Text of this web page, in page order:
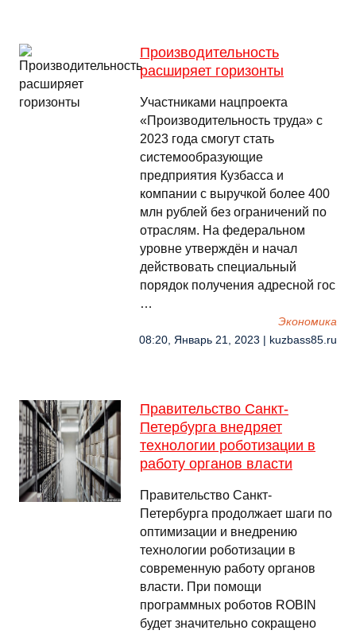
Производительность
расширяет горизонты
Участниками нацпроекта
«Производительность труда» с
2023 года смогут стать
системообразующие
предприятия Кузбасса и
компании с выручкой более 400
млн рублей без ограничений по
отраслям. На федеральном
уровне утверждён и начал
действовать специальный
порядок получения адресной гос
…
Экономика
08:20, Январь 21, 2023 | kuzbass85.ru
Правительство Санкт-
Петербурга внедряет
технологии роботизации в
работу органов власти
Правительство Санкт-
Петербурга продолжает шаги по
оптимизации и внедрению
технологии роботизации в
современную работу органов
власти. При помощи
программных роботов ROBIN
будет значительно сокращено